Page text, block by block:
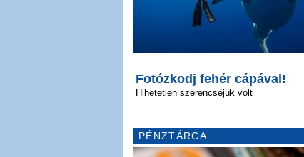
Fotózkodj fehér cápával!
Hihetetlen szerencséjük volt
PÉNZTÁRCA